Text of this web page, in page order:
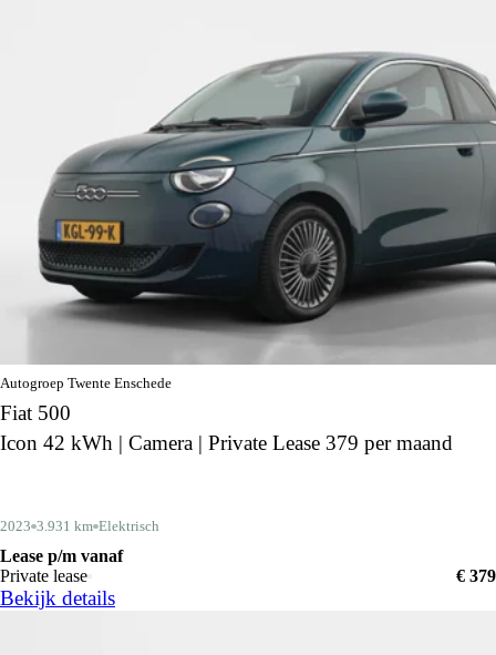
Autogroep Twente Enschede
Fiat 500
Icon 42 kWh | Camera | Private Lease 379 per maand
2023 3.931 km Elektrisch
Lease p/m vanaf
Private lease
€ 379
Bekijk details